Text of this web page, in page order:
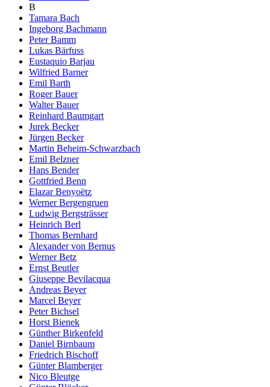
B
Tamara Bach
Ingeborg Bachmann
Peter Bamm
Lukas Bärfuss
Eustaquio Barjau
Wilfried Barner
Emil Barth
Roger Bauer
Walter Bauer
Reinhard Baumgart
Jurek Becker
Jürgen Becker
Martin Beheim-Schwarzbach
Emil Belzner
Hans Bender
Gottfried Benn
Elazar Benyoëtz
Werner Bergengruen
Ludwig Bergsträsser
Heinrich Berl
Thomas Bernhard
Alexander von Bernus
Werner Betz
Ernst Beutler
Giuseppe Bevilacqua
Andreas Beyer
Marcel Beyer
Peter Bichsel
Horst Bienek
Günther Birkenfeld
Daniel Birnbaum
Friedrich Bischoff
Günter Blamberger
Nico Bleutge